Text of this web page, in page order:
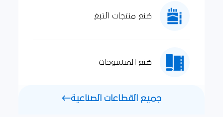
صُنع منتجات التبغ
صُنع المنسوجات
جميع القطاعات الصناعية